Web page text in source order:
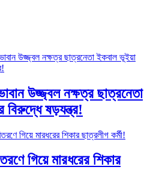
উজ্জ্বল নক্ষত্র ছাত্রনেতা
ষড়যন্ত্র!
গিয়ে মারধরের শিকার